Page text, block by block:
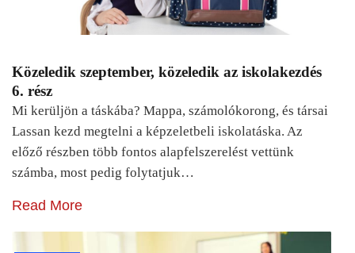
Közeledik szeptember, közeledik az iskolakezdés
6. rész
Mi kerüljön a táskába? Mappa, számolókorong, és társai
Lassan kezd megtelni a képzeletbeli iskolatáska. Az
előző részben több fontos alapfelszerelést vettünk
számba, most pedig folytatjuk…
Read More